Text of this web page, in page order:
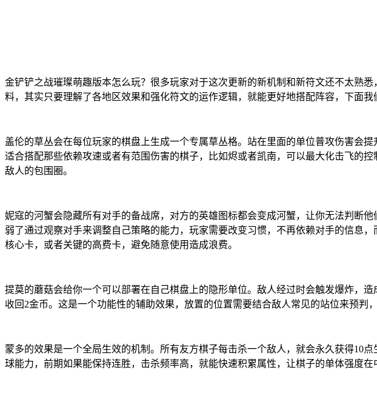
金铲铲之战璀璨萌趣版本怎么玩？很多玩家对于这次更新的新机制和新符文还不太熟
料，其实只要理解了各地区效果和强化符文的运作逻辑，就能更好地搭配阵容，下面
盖伦的草丛会在每位玩家的棋盘上生成一个专属草丛格。站在里面的单位普攻伤害会
适合搭配那些依赖攻速或者有范围伤害的棋子，比如烬或者凯南，可以最大化击飞的
敌人的包围圈。
妮寇的河蟹会隐藏所有对手的备战席，对方的英雄图标都会变成河蟹，让你无法判断
弱了通过观察对手来调整自己策略的能力，玩家需要改变习惯，不再依赖对手的信息
核心卡，或者关键的高费卡，避免随意使用造成浪费。
提莫的蘑菇会给你一个可以部署在自己棋盘上的隐形单位。敌人经过时会触发爆炸，
收回2金币。这是一个功能性的辅助效果，放置的位置需要结合敌人常见的站位来预判
蒙多的效果是一个全局生效的机制。所有友方棋子每击杀一个敌人，就会永久获得10
球能力，前期如果能保持连胜，击杀频率高，就能快速积累属性，让棋子的单体强度